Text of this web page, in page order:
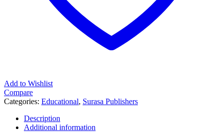
Add to Wishlist
Compare
Categories: Educational, Surasa Publishers
Description
Additional information